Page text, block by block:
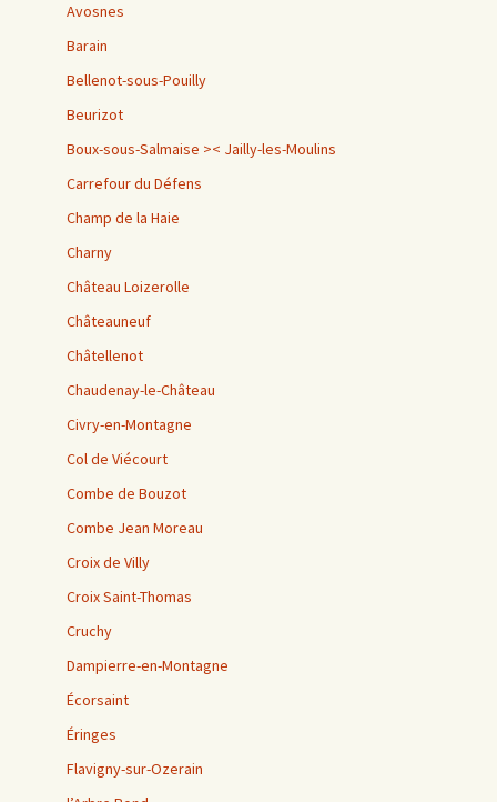
Avosnes
Barain
Bellenot-sous-Pouilly
Beurizot
Boux-sous-Salmaise >< Jailly-les-Moulins
Carrefour du Défens
Champ de la Haie
Charny
Château Loizerolle
Châteauneuf
Châtellenot
Chaudenay-le-Château
Civry-en-Montagne
Col de Viécourt
Combe de Bouzot
Combe Jean Moreau
Croix de Villy
Croix Saint-Thomas
Cruchy
Dampierre-en-Montagne
Écorsaint
Éringes
Flavigny-sur-Ozerain